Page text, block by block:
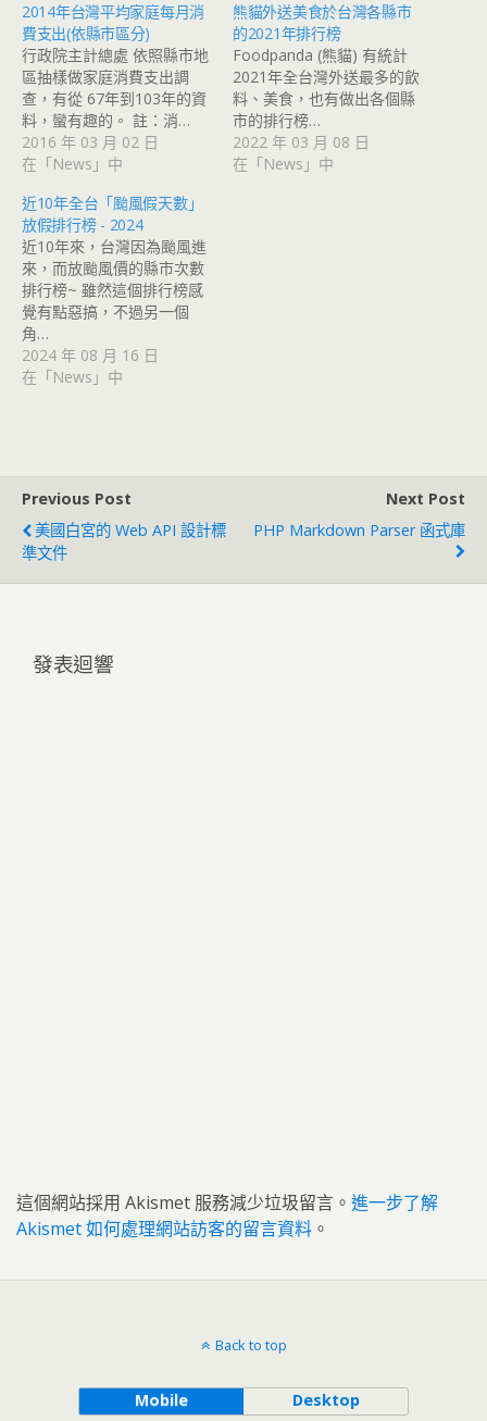
2014年台灣平均家庭每月消
費支出(依縣市區分)
行政院主計總處 依照縣市地
區抽樣做家庭消費支出調
查，有從 67年到103年的資
料，蠻有趣的。 註：消…
2016 年 03 月 02 日
在「News」中
熊貓外送美食於台灣各縣市
的2021年排行榜
Foodpanda (熊貓) 有統計
2021年全台灣外送最多的飲
料、美食，也有做出各個縣
市的排行榜…
2022 年 03 月 08 日
在「News」中
近10年全台「颱風假天數」
放假排行榜 - 2024
近10年來，台灣因為颱風進
來，而放颱風價的縣市次數
排行榜~ 雖然這個排行榜感
覺有點惡搞，不過另一個
角…
2024 年 08 月 16 日
在「News」中
Previous Post
美國白宮的 Web API 設計標
準文件
Next Post
PHP Markdown Parser 函式庫
發表迴響
這個網站採用 Akismet 服務減少垃圾留言。 進一步了解
Akismet 如何處理網站訪客的留言資料 。
Back to top
Mobile Desktop